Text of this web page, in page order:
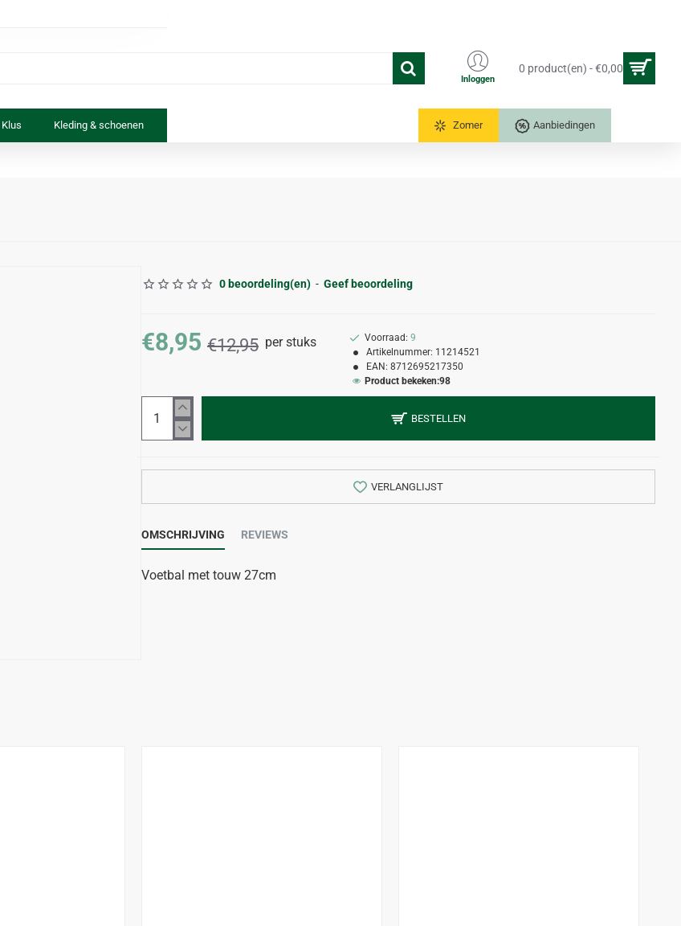
Inloggen
0 product(en) - €0,00
Klus Kleding & schoenen Zomer Aanbiedingen
0 beoordeling(en) - Geef beoordeling
€8,95 €12,95 per stuks Voorraad: 9
Artikelnummer: 11214521
EAN: 8712695217350
Product bekeken:98
BESTELLEN
VERLANGLIJST
OMSCHRIJVING REVIEWS
Voetbal met touw 27cm